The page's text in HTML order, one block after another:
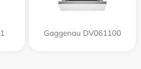
Gaggenau DV061100